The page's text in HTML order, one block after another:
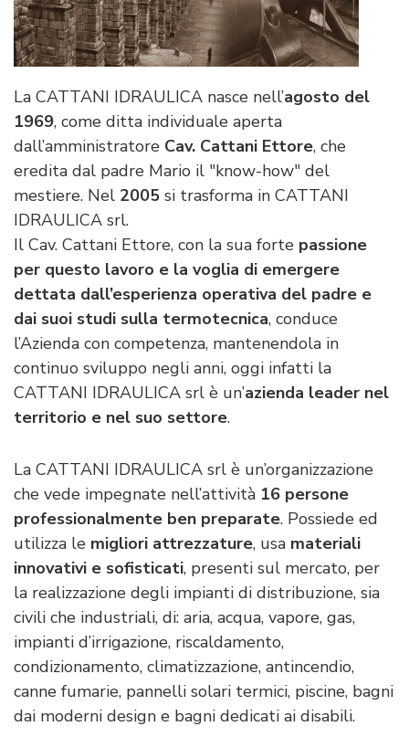
La CATTANI IDRAULICA nasce nell’agosto del
1969, come ditta individuale aperta
dall’amministratore Cav. Cattani Ettore, che
eredita dal padre Mario il "know-how" del
mestiere. Nel 2005 si trasforma in CATTANI
IDRAULICA srl.
Il Cav. Cattani Ettore, con la sua forte passione
per questo lavoro e la voglia di emergere
dettata dall’esperienza operativa del padre e
dai suoi studi sulla termotecnica, conduce
l’Azienda con competenza, mantenendola in
continuo sviluppo negli anni, oggi infatti la
CATTANI IDRAULICA srl è un’azienda leader nel
territorio e nel suo settore.
La CATTANI IDRAULICA srl è un’organizzazione
che vede impegnate nell’attività 16 persone
professionalmente ben preparate. Possiede ed
utilizza le migliori attrezzature, usa materiali
innovativi e sofisticati, presenti sul mercato, per
la realizzazione degli impianti di distribuzione, sia
civili che industriali, di: aria, acqua, vapore, gas,
impianti d’irrigazione, riscaldamento,
condizionamento, climatizzazione, antincendio,
canne fumarie, pannelli solari termici, piscine, bagni
dai moderni design e bagni dedicati ai disabili.